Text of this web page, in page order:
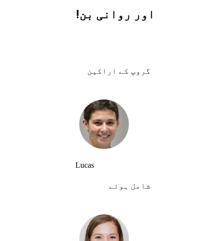
اور روانی بن!
گروپ کے اراکین
Lucas
شامل ہوئے